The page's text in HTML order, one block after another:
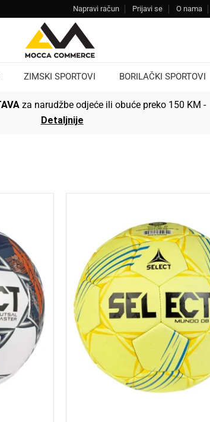
Napravi račun Prijavi se O nama
ZIMSKI SPORTOVI BORILAČKI SPORTOVI
za narudžbe odjeće ili obuće preko 150 KM -
Detaljnije